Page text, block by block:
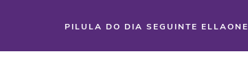
PILULA DO DIA SEGUINTE ELLAONE